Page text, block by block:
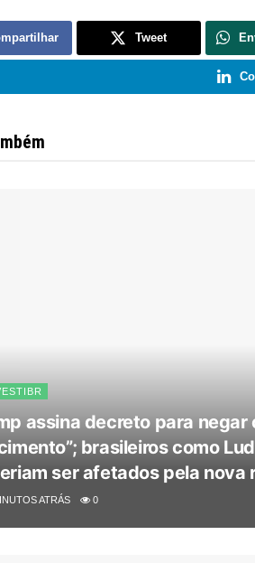
Tweet
assina decreto para
brasileiros como
ser afetados pela nova
ATRÁS 0